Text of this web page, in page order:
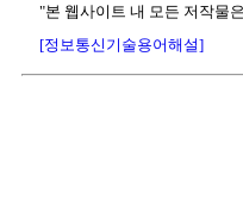
"본 웹사이트 내 모든 저작물
[정보통신기술용어해설]